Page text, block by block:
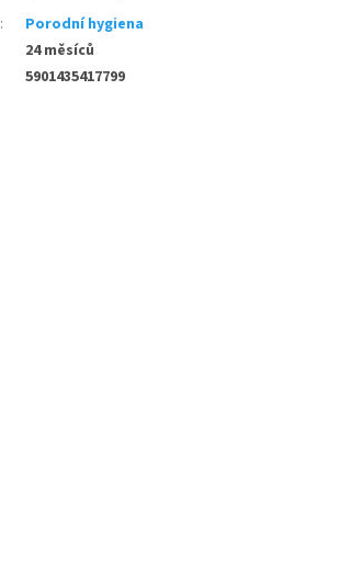
:
Porodní hygiena
24 měsíců
5901435417799